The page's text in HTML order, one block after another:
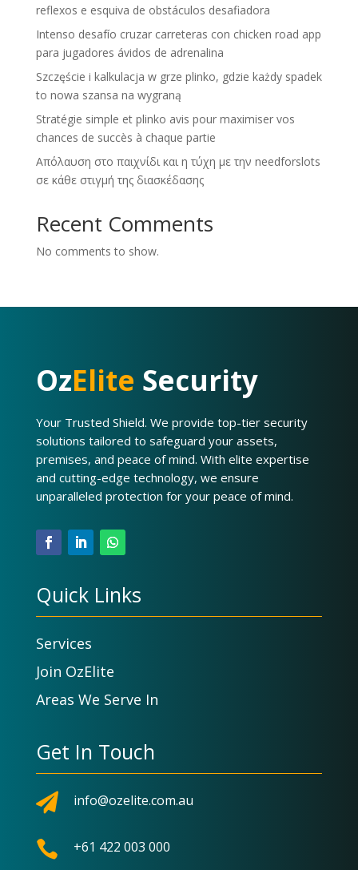
reflexos e esquiva de obstáculos desafiadora
Intenso desafío cruzar carreteras con chicken road app
para jugadores ávidos de adrenalina
Szczęście i kalkulacja w grze plinko, gdzie każdy spadek
to nowa szansa na wygraną
Stratégie simple et plinko avis pour maximiser vos
chances de succès à chaque partie
Απόλαυση στο παιχνίδι και η τύχη με την needforslots
σε κάθε στιγμή της διασκέδασης
Recent Comments
No comments to show.
OzElite Security
Your Trusted Shield. We provide top-tier security
solutions tailored to safeguard your assets,
premises, and peace of mind. With elite expertise
and cutting-edge technology, we ensure
unparalleled protection for your peace of mind.
Quick Links
Services
Join OzElite
Areas We Serve In
Get In Touch
 info@ozelite.com.au
 +61 422 003 000